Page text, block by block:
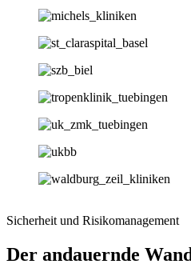
Sicherheit und Risikomanagement
Der andauernde